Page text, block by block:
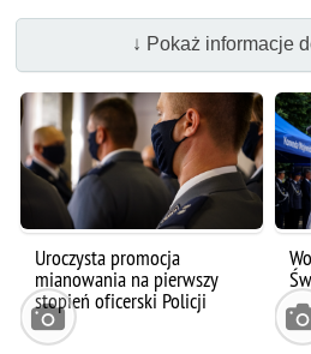
↓ Pokaż informacje
Uroczysta promocja
mianowania na pierwszy
stopień oficerski Policji